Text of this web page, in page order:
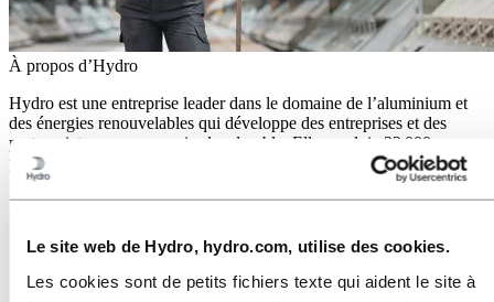
Le site web de Hydro, hydro.com, utilise des cookies.
Les cookies sont de petits fichiers texte qui aident le site à
À propos d’Hydro
Hydro est une entreprise leader dans le domaine de l’aluminium et
des énergies renouvelables qui développe des entreprises et des
partenariats pour un avenir plus durable. Elle emploie 32 000
personnes dans plus de 140 sites et 40 pays.
Accédez à :Aluminium
Nous sommes au service des industries
À propos de l'aluminium
Innovation et R&D